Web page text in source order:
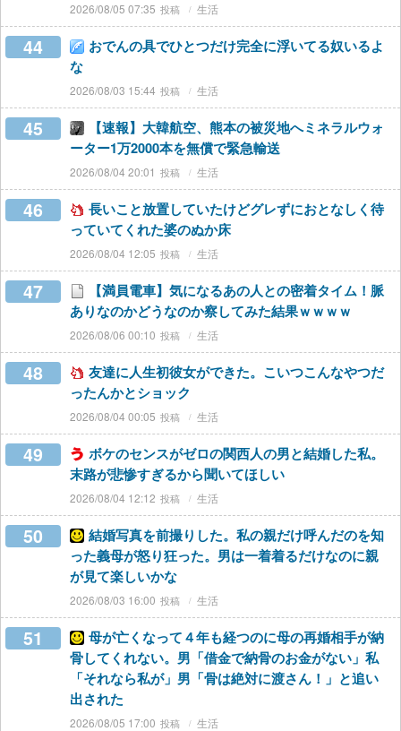
2026/08/05 07:35 生活
44
おでんの具でひとつだけ完全に浮いてる奴いるよ
な
2026/08/03 15:44 生活
45
【速報】大韓航空、熊本の被災地へミネラルウォ
ーター1万2000本を無償で緊急輸送
2026/08/04 20:01 生活
46
長いこと放置していたけどグレずにおとなしく待
っていてくれた婆のぬか床
2026/08/04 12:05 生活
47
【満員電車】気になるあの人との密着タイム！脈
ありなのかどうなのか察してみた結果ｗｗｗｗ
2026/08/06 00:10 生活
48
友達に人生初彼女ができた。こいつこんなやつだ
ったんかとショック
2026/08/04 00:05 生活
49
ボケのセンスがゼロの関西人の男と結婚した私。
末路が悲惨すぎるから聞いてほしい
2026/08/04 12:12 生活
50
結婚写真を前撮りした。私の親だけ呼んだのを知
った義母が怒り狂った。男は一着着るだけなのに親
が見て楽しいかな
2026/08/03 16:00 生活
51
母が亡くなって４年も経つのに母の再婚相手が納
骨してくれない。男「借金で納骨のお金がない」私
「それなら私が」男「骨は絶対に渡さん！」と追い
出された
2026/08/05 17:00 生活